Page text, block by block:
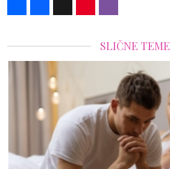
SLIČNE TEME